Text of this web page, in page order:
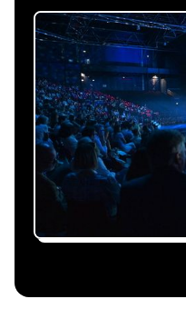
Nous nous
tout
Gestion du
conférencier,
êtes accompagné
de temps ni
Le